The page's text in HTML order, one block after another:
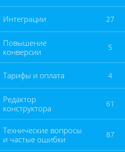
Интеграции 27
Повышение
конверсии
5
Тарифы и оплата 4
Редактор
конструктора
61
Технические вопросы
и частые ошибки
87